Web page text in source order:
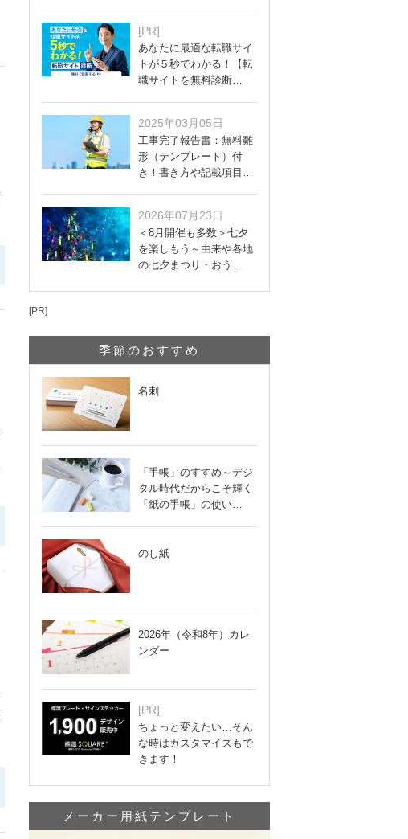
[PR]
あなたに最適な転職サイ
トが５秒でわかる！【転
職サイトを無料診断…
2025年03月05日
工事完了報告書：無料雛
形（テンプレート）付
き！書き方や記載項目…
2026年07月23日
＜8月開催も多数＞七夕
を楽しもう～由来や各地
の七夕まつり・おう…
[PR]
季節のおすすめ
名刺
「手帳」のすすめ～デジ
タル時代だからこそ輝く
「紙の手帳」の使い…
のし紙
2026年（令和8年）カレ
ンダー
[PR]
ちょっと変えたい…そん
な時はカスタマイズもで
きます！
メーカー用紙テンプレート